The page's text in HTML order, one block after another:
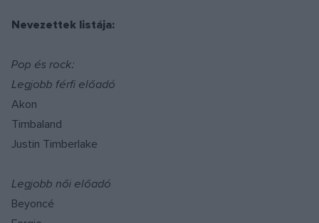
Nevezettek listája:
Pop és rock:
Legjobb férfi előadó
Akon
Timbaland
Justin Timberlake
Legjobb női előadó
Beyoncé